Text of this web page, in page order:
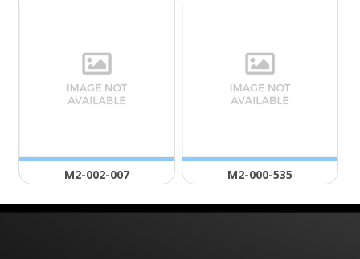
Μ2-002-007 Μ2-000-535